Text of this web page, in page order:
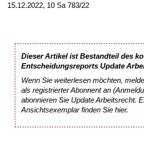
15.12.2022, 10 Sa 783/22
Dieser Artikel ist Bestandteil des
Entscheidungsreports Update
Wenn Sie weiterlesen möchten,
als registrierter Abonnent an
abonnieren Sie Update Arbeitsrecht.
Ansichtsexemplar finden Sie hier.